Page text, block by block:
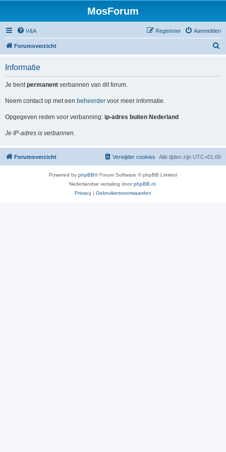
MosForum
V&A Aanmelden
Registreer
Forumoverzicht
Informatie
Je bentpermanent verbannen van dit forum.
Neem contact op met een beheerder voor meer informatie.
Opgegeven reden voor verbanning: ip-adres buiten Nederland
Je IP-adres is verbannen.
Forumoverzicht Alle tijden zijn UTC+01:00
Verwijder cookies
Powered by phpBB® Forum Software © phpBB Limited
Nederlandse vertaling doorphpBB.nl
Privacy | Gebruikersvoorwaarden